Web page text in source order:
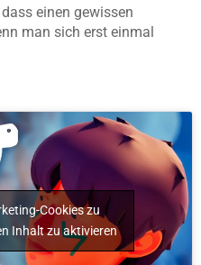
einen gewissen
man sich erst einmal
Cookies zu
Inhalt zu aktivieren